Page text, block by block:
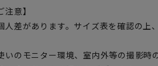
注意】
差があります。サイズ表を確認の上
のモニター環境、室内外等の撮影時